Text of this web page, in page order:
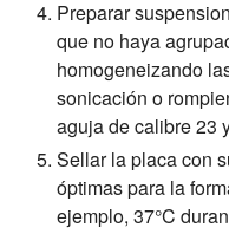
Preparar
que no haya
homogeneizando
sonicación o
aguja de calibre 23
Sellar la placa con
óptimas para la
ejemplo, 37°C